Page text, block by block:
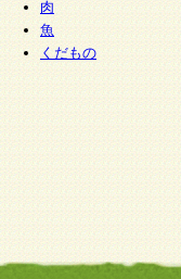
肉
魚
くだもの